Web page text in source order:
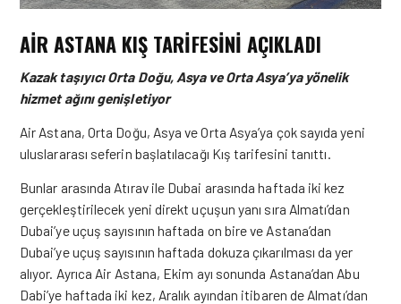
AIR ASTANA KIŞ TARIFESINI AÇIKLADI
Kazak taşıyıcı Orta Doğu, Asya ve Orta Asya’ya yönelik
hizmet ağını genişletiyor
Air Astana, Orta Doğu, Asya ve Orta Asya’ya çok sayıda yeni
uluslararası seferin başlatılacağı Kış tarifesini tanıttı.
Bunlar arasında Atırav ile Dubai arasında haftada iki kez
gerçekleştirilecek yeni direkt uçuşun yanı sıra Almatı’dan
Dubai’ye uçuş sayısının haftada on bire ve Astana’dan
Dubai’ye uçuş sayısının haftada dokuza çıkarılması da yer
alıyor. Ayrıca Air Astana, Ekim ayı sonunda Astana’dan Abu
Dabi’ye haftada iki kez, Aralık ayından itibaren de Almatı’dan